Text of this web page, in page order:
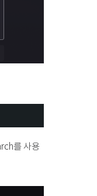
를 사용